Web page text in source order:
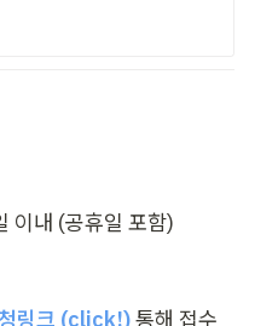
이내 (공휴일 포함)
링크 (click!)통해 접수